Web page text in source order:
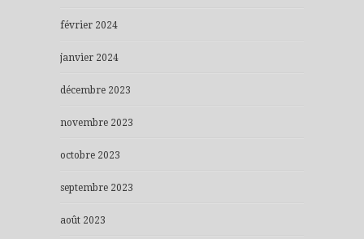
février 2024
janvier 2024
décembre 2023
novembre 2023
octobre 2023
septembre 2023
août 2023